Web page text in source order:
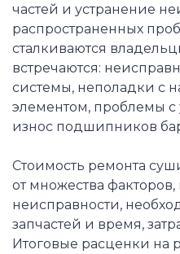
частей и устранение
распространенных
сталкиваются
встречаются:
системы, неполадки с
элементом, проблемы
износ подшипников
Стоимость ремонта
от множества
неисправности,
запчастей и время,
Итоговые расценки на